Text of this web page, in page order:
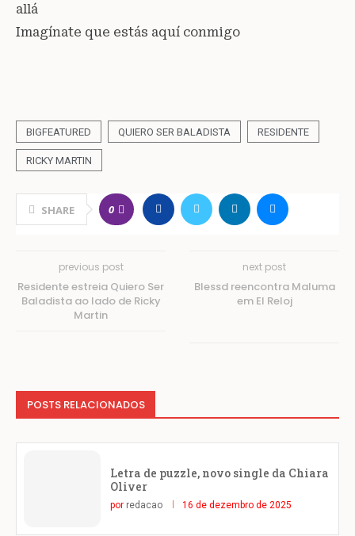
allá
Imagínate que estás aquí conmigo
BIGFEATURED QUIERO SER BALADISTA RESIDENTE
RICKY MARTIN
SHARE 0
previous post
Residente estreia Quiero Ser
Baladista ao lado de Ricky
Martin
next post
Blessd reencontra Maluma
em El Reloj
POSTS RELACIONADOS
Letra de puzzle, novo single da Chiara
Oliver
por redacao 16 de dezembro de 2025